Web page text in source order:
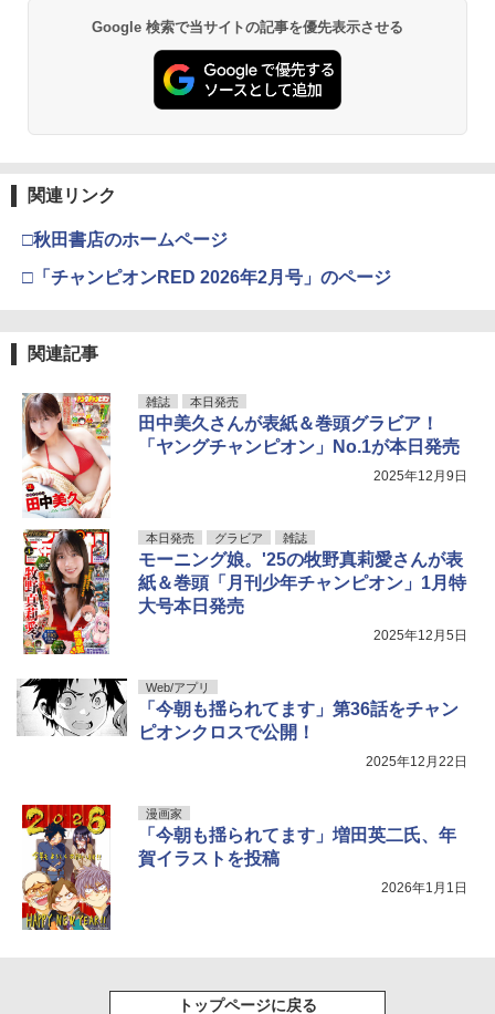
Google 検索で当サイトの記事を優先表示させる
関連リンク
□秋田書店のホームページ
□「チャンピオンRED 2026年2月号」のページ
関連記事
雑誌 本日発売
田中美久さんが表紙＆巻頭グラビア！
「ヤングチャンピオン」No.1が本日発売
2025年12月9日
本日発売 グラビア 雑誌
モーニング娘。'25の牧野真莉愛さんが表
紙＆巻頭「月刊少年チャンピオン」1月特
大号本日発売
2025年12月5日
Web/アプリ
「今朝も揺られてます」第36話をチャン
ピオンクロスで公開！
2025年12月22日
漫画家
「今朝も揺られてます」増田英二氏、年
賀イラストを投稿
2026年1月1日
トップページに戻る